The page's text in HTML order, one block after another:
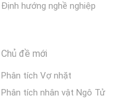
Định hướng nghề nghiệp
Chủ đề mới
Phân tích Vợ nhặt
Phân tích nhân vật Ngô Tử